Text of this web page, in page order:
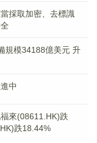
採取加密、去標識
規模34188億美元 升
中
來(08611.HK)跌
跌18.44%